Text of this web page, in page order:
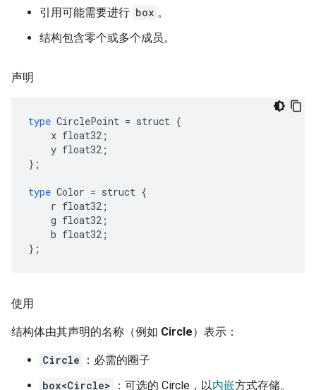
引用可能需要进行 box 。
结构包含零个或多个成员。
声明
type CirclePoint = struct {
x float32 ;
y float32 ;
};
type Color = struct {
r float32 ;
g float32 ;
b float32 ;
};
使用
结构体由其声明的名称（例如 Circle）表示：
Circle
：必需的圈子
box<Circle>
：可选的 Circle，以内嵌方式存储。